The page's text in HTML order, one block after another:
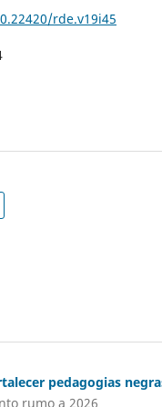
rde.v19i45
pedagogias
rumo a 2026